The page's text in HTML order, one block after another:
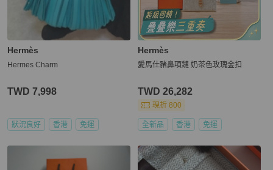
Hermès
Hermes Charm
TWD 7,998
狀況良好 香港 免運
Hermès
愛馬仕豬鼻項鏈 奶茶色玫瑰金扣
TWD 26,282
現折 800
全新品 香港 免運